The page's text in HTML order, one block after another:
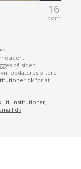
16
børn
på siden.
opdateres oftere
for at
- til institutioner,